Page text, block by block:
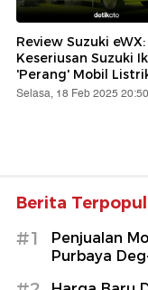
Review Suzuki
Keseriusan Suzuki
'Perang' Mobil
Selasa, 18 Feb 2025
Berita
#1
Penjualan
Purbaya